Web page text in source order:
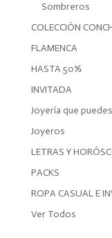
Sombreros
COLECCIÓN
FLAMENCA
HASTA 50%
INVITADA
Joyería que
Joyeros
LETRAS Y
PACKS
ROPA CASUAL E
Ver Todos